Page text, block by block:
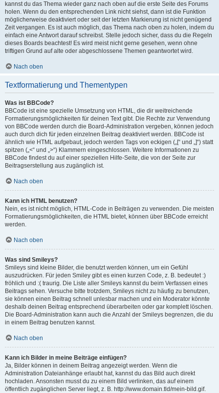
kannst du das Thema wieder ganz nach oben auf die erste Seite des Forums
holen. Wenn du den entsprechenden Link nicht siehst, dann ist die Funktion
möglicherweise deaktiviert oder seit der letzten Markierung ist nicht genügend
Zeit vergangen. Es ist auch möglich, das Thema nach oben zu holen, indem du
einfach eine Antwort darauf schreibst. Stelle jedoch sicher, dass du die Regeln
dieses Boards beachtest! Es wird meist nicht gerne gesehen, wenn ohne
triftigen Grund auf alte oder abgeschlossene Themen geantwortet wird.
Nach oben
Textformatierung und Thementypen
Was ist BBCode?
BBCode ist eine spezielle Umsetzung von HTML, die dir weitreichende
Formatierungsmöglichkeiten für deinen Text gibt. Die Rechte zur Verwendung
von BBCode werden durch die Board-Administration vergeben, können jedoch
auch durch dich für jeden einzelnen Beitrag deaktiviert werden. BBCode ist
ähnlich wie HTML aufgebaut, jedoch werden Tags von eckigen („[“ und „]“) statt
spitzen („<“ und „>“) Klammern eingeschlossen. Weitere Informationen zu
BBCode findest du auf einer speziellen Hilfe-Seite, die von der Seite zur
Beitragserstellung aus zugänglich ist.
Nach oben
Kann ich HTML benutzen?
Nein, es ist nicht möglich, HTML-Code in Beiträgen zu verwenden. Die meisten
Formatierungsmöglichkeiten, die HTML bietet, können über BBCode erreicht
werden.
Nach oben
Was sind Smileys?
Smileys sind kleine Bilder, die benutzt werden können, um ein Gefühl
auszudrücken. Für jeden Smiley gibt es einen kurzen Code, z. B. bedeutet :)
fröhlich und :( traurig. Die Liste aller Smileys kannst du beim Verfassen eines
Beitrags sehen. Versuche bitte trotzdem, Smileys nicht zu häufig zu benutzen,
sie können einen Beitrag schnell unlesbar machen und ein Moderator könnte
deshalb deinen Beitrag entsprechend überarbeiten oder gar komplett löschen.
Die Board-Administration kann auch die Anzahl der Smileys begrenzen, die du
in einem Beitrag benutzen kannst.
Nach oben
Kann ich Bilder in meine Beiträge einfügen?
Ja, Bilder können in deinem Beitrag angezeigt werden. Wenn die
Administration Dateianhänge erlaubt hat, kannst du das Bild auch direkt
hochladen. Ansonsten musst du zu einem Bild verlinken, das auf einem
öffentlich zugänglichen Server liegt, z. B. http://www.domain.tld/mein-bild.gif.